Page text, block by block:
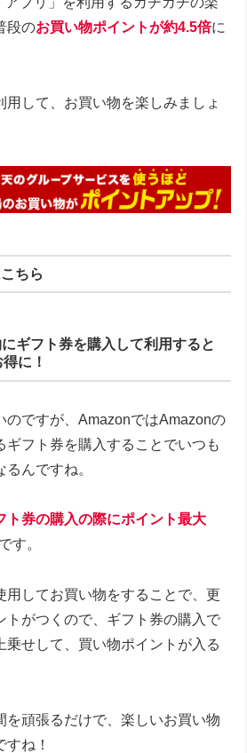
段のお買い物ポイントが約4.5倍に
用して、お買い物を楽しみましょ
ちら
にギフト券を購入して利用すると
に！
のですが、AmazonではAmazonの
ギフト券を購入することでいつも
んですね。
ト券の購入の際にポイント最大
す。
用してお買い物をすることで、更
トがつくので、ギフト券の購入で
乗せして、買い物ポイントが入る
を頑張るだけで、楽しいお買い物
ね！